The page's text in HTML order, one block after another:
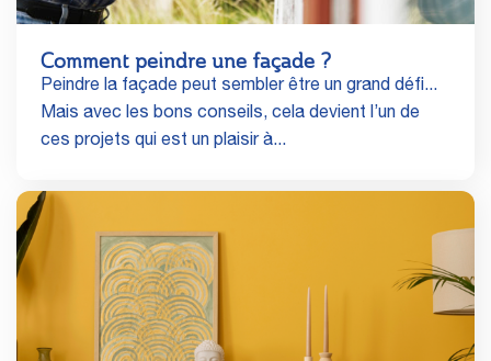
Comment peindre une façade ?
Peindre la façade peut sembler être un grand défi...
Mais avec les bons conseils, cela devient l’un de
ces projets qui est un plaisir à...